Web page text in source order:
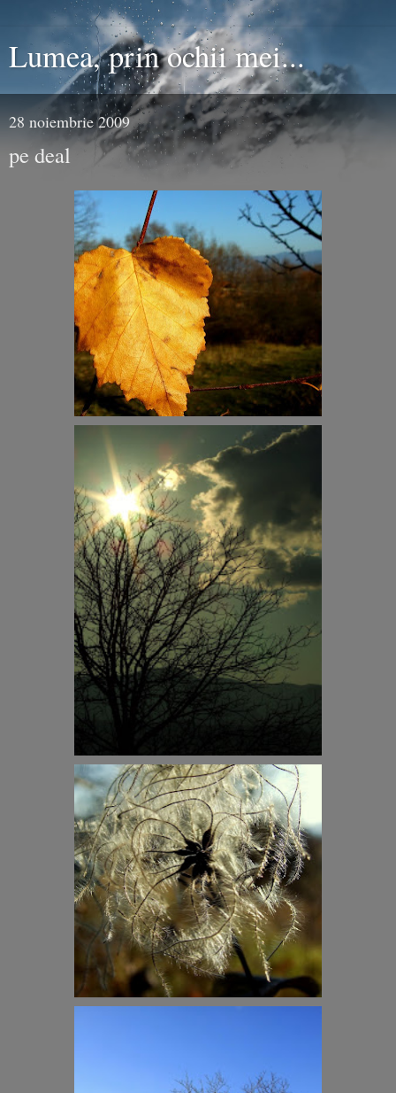
Lumea, prin ochii mei...
28 noiembrie 2009
pe deal